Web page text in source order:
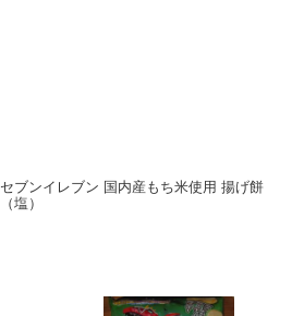
セブンイレブン 国内産もち米使用 揚げ餅
（塩）